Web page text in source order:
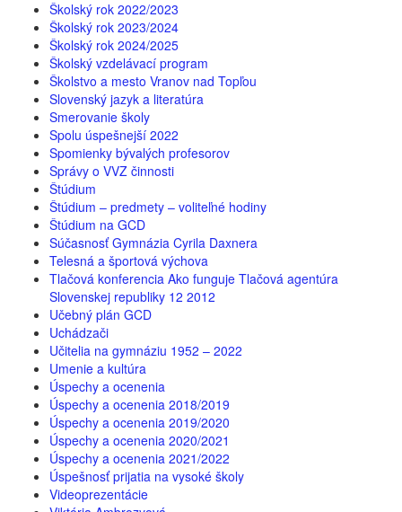
Školský rok 2022/2023
Školský rok 2023/2024
Školský rok 2024/2025
Školský vzdelávací program
Školstvo a mesto Vranov nad Topľou
Slovenský jazyk a literatúra
Smerovanie školy
Spolu úspešnejší 2022
Spomienky bývalých profesorov
Správy o VVZ činnosti
Štúdium
Štúdium – predmety – voliteľné hodiny
Štúdium na GCD
Súčasnosť Gymnázia Cyrila Daxnera
Telesná a športová výchova
Tlačová konferencia Ako funguje Tlačová agentúra
Slovenskej republiky 12 2012
Učebný plán GCD
Uchádzači
Učitelia na gymnáziu 1952 – 2022
Umenie a kultúra
Úspechy a ocenenia
Úspechy a ocenenia 2018/2019
Úspechy a ocenenia 2019/2020
Úspechy a ocenenia 2020/2021
Úspechy a ocenenia 2021/2022
Úspešnosť prijatia na vysoké školy
Videoprezentácie